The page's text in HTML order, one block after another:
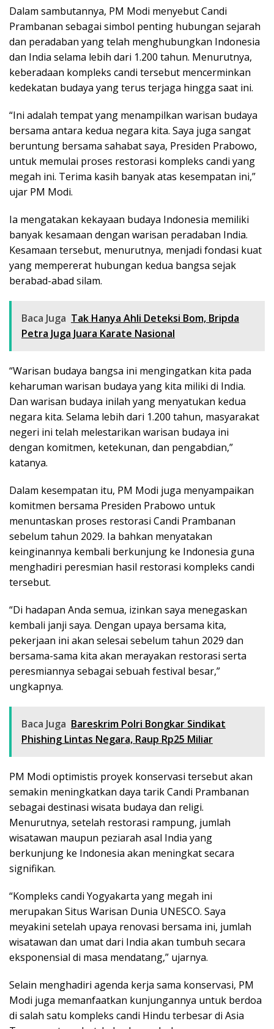
Dalam sambutannya, PM Modi menyebut Candi
Prambanan sebagai simbol penting hubungan sejarah
dan peradaban yang telah menghubungkan Indonesia
dan India selama lebih dari 1.200 tahun. Menurutnya,
keberadaan kompleks candi tersebut mencerminkan
kedekatan budaya yang terus terjaga hingga saat ini.
“Ini adalah tempat yang menampilkan warisan budaya
bersama antara kedua negara kita. Saya juga sangat
beruntung bersama sahabat saya, Presiden Prabowo,
untuk memulai proses restorasi kompleks candi yang
megah ini. Terima kasih banyak atas kesempatan ini,”
ujar PM Modi.
Ia mengatakan kekayaan budaya Indonesia memiliki
banyak kesamaan dengan warisan peradaban India.
Kesamaan tersebut, menurutnya, menjadi fondasi kuat
yang mempererat hubungan kedua bangsa sejak
berabad-abad silam.
Baca Juga Tak Hanya Ahli Deteksi Bom, Bripda
Petra Juga Juara Karate Nasional
“Warisan budaya bangsa ini mengingatkan kita pada
keharuman warisan budaya yang kita miliki di India.
Dan warisan budaya inilah yang menyatukan kedua
negara kita. Selama lebih dari 1.200 tahun, masyarakat
negeri ini telah melestarikan warisan budaya ini
dengan komitmen, ketekunan, dan pengabdian,”
katanya.
Dalam kesempatan itu, PM Modi juga menyampaikan
komitmen bersama Presiden Prabowo untuk
menuntaskan proses restorasi Candi Prambanan
sebelum tahun 2029. Ia bahkan menyatakan
keinginannya kembali berkunjung ke Indonesia guna
menghadiri peresmian hasil restorasi kompleks candi
tersebut.
“Di hadapan Anda semua, izinkan saya menegaskan
kembali janji saya. Dengan upaya bersama kita,
pekerjaan ini akan selesai sebelum tahun 2029 dan
bersama-sama kita akan merayakan restorasi serta
peresmiannya sebagai sebuah festival besar,”
ungkapnya.
Baca Juga Bareskrim Polri Bongkar Sindikat
Phishing Lintas Negara, Raup Rp25 Miliar
PM Modi optimistis proyek konservasi tersebut akan
semakin meningkatkan daya tarik Candi Prambanan
sebagai destinasi wisata budaya dan religi.
Menurutnya, setelah restorasi rampung, jumlah
wisatawan maupun peziarah asal India yang
berkunjung ke Indonesia akan meningkat secara
signifikan.
“Kompleks candi Yogyakarta yang megah ini
merupakan Situs Warisan Dunia UNESCO. Saya
meyakini setelah upaya renovasi bersama ini, jumlah
wisatawan dan umat dari India akan tumbuh secara
eksponensial di masa mendatang,” ujarnya.
Selain menghadiri agenda kerja sama konservasi, PM
Modi juga memanfaatkan kunjungannya untuk berdoa
di salah satu kompleks candi Hindu terbesar di Asia